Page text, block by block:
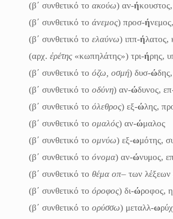
(β΄ συνθετικό το ακούω) αν-ή
(β΄ συνθετικό το άνεμος) προσ-ή
(β΄ συνθετικό το ελαύνω) ιππ-ήλατος,
(αρχ. ἐρέτης«κωπηλάτης») τρι-ήρης,
(β΄ συνθετικό το όζω, οσμή) δυσ-ώ
(β΄ συνθετικό το οδύνη) αν-ώδυνος,
(β΄ συνθετικό το όλεθρος) εξ-ώλης,
(β΄ συνθετικό το ομαλός) αν-ώμαλος
(β΄ συνθετικό το ομνύω) εξ-ωμότης,
(β΄ συνθετικό το όνομα) αν-ώνυμος,
(β΄ συνθετικό το θέμα οπ– των λέξεων
(β΄ συνθετικό το όροφος) δι-ώροφος,
(β΄ συνθετικό το ορύσσω) μεταλλ-ω